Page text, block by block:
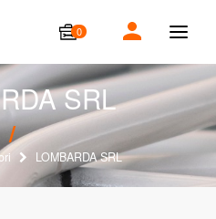
0
T
g
g
l
n
a
v
i
SRL
LOMBARDA SRL